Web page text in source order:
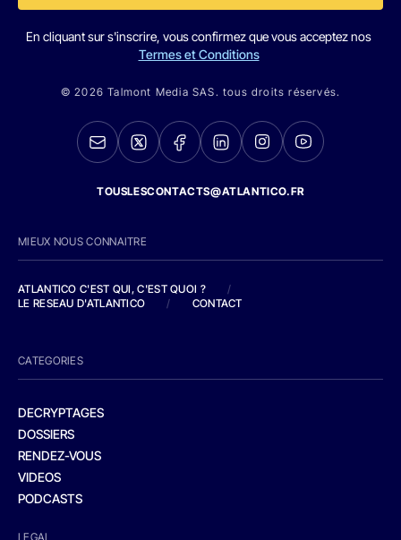
En cliquant sur s'inscrire, vous confirmez que vous acceptez nos
Termes et Conditions
© 2026 Talmont Media SAS. tous droits réservés.
TOUSLESCONTACTS@ATLANTICO.FR
MIEUX NOUS CONNAITRE
ATLANTICO C'EST QUI, C'EST QUOI ?
/
LE RESEAU D'ATLANTICO
/ CONTACT
CATEGORIES
DECRYPTAGES
DOSSIERS
RENDEZ-VOUS
VIDEOS
PODCASTS
LEGAL